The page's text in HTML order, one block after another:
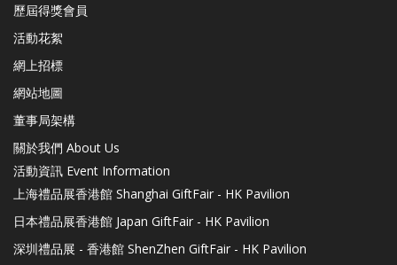
歷屆得獎會員
活動花絮
網上招標
網站地圖
董事局架構
關於我們 About Us
活動資訊 Event Information
上海禮品展香港館 Shanghai GiftFair - HK Pavilion
日本禮品展香港館 Japan GiftFair - HK Pavilion
深圳禮品展 - 香港館 ShenZhen GiftFair - HK Pavilion